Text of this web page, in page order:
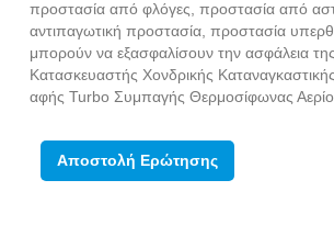
προστασία από φλόγες, προστασία από
αντιπαγωτική προστασία, προστασία
μπορούν να εξασφαλίσουν την ασφάλεια της
Κατασκευαστής Χονδρικής
αφής Turbo Συμπαγής Θερμοσίφωνας
Αποστολή Ερώτησης